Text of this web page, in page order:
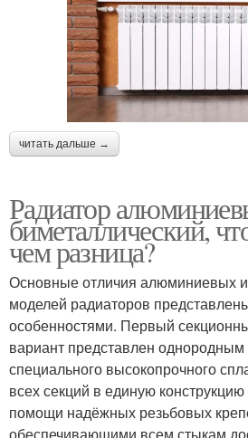
читать дальше →
Радиатор
биметаллический,
чем разница?
Основные отличия алюминиевых
моделей радиаторов
особенностями. Первый
вариант представлен
специального высокопрочного
всех секций в единую
помощи надёжных резьбовых
обеспечивающими всем стыкам